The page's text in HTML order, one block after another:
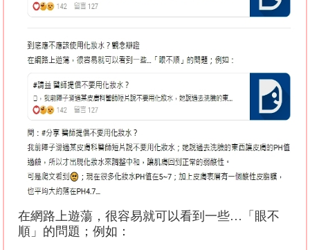
在網路上遊蕩，很容易就可以看到一些… 「眼不
順」的問題；例如：